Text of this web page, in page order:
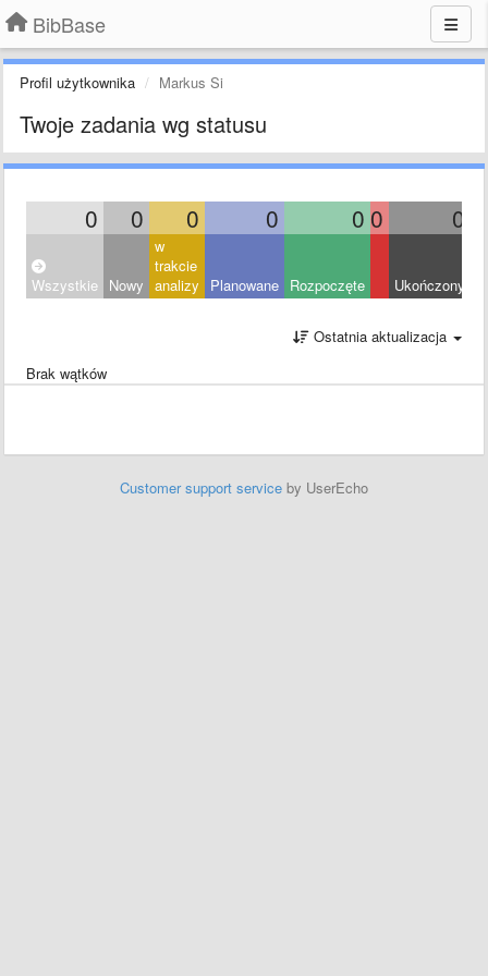
BibBase
Profil użytkownika Markus Si
Twoje zadania wg statusu
0 0 0 0 0 0 0
Wszystkie Nowy
w
trakcie
analizy
Planowane Rozpoczęte Ukończony
Ostatnia aktualizacja
Brak wątków
Customer support service by UserEcho